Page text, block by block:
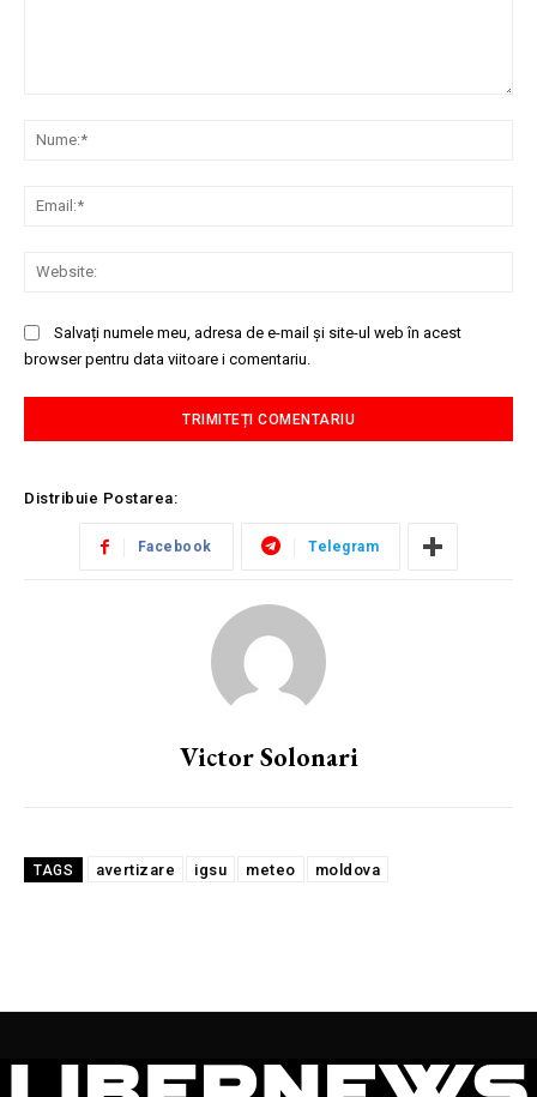
Salvați numele meu, adresa de e-mail și site-ul web în acest
browser pentru data viitoare i comentariu.
Distribuie Postarea:
Facebook Telegram
Victor Solonari
TAGS avertizare igsu meteo moldova